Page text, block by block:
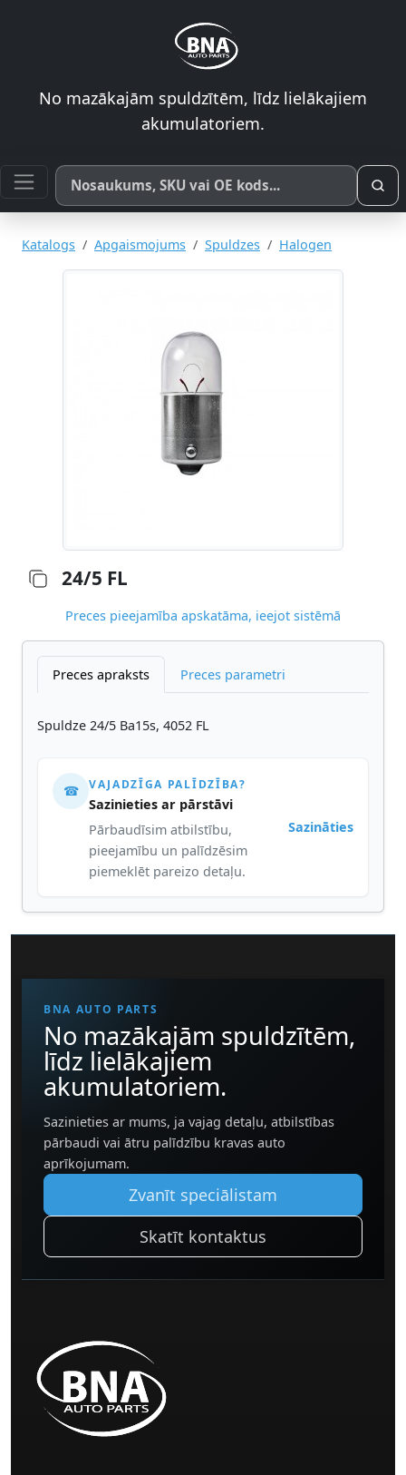
No mazākajām spuldzītēm, līdz lielākajiem
akumulatoriem.
Meklēt pēc produkta nosaukuma, SKU vai OE koda
Katalogs Apgaismojums Spuldzes Halogen
24/5 FL
Preces pieejamība apskatāma, ieejot sistēmā
Preces apraksts Preces parametri
Spuldze 24/5 Ba15s, 4052 FL
☎ VAJADZĪGA PALĪDZĪBA?
Sazinieties ar pārstāvi
Pārbaudīsim atbilstību,
pieejamību un palīdzēsim
piemeklēt pareizo detaļu.
Sazināties
BNA AUTO PARTS
No mazākajām spuldzītēm,
līdz lielākajiem
akumulatoriem.
Sazinieties ar mums, ja vajag detaļu, atbilstības
pārbaudi vai ātru palīdzību kravas auto
aprīkojumam.
Zvanīt speciālistam
Skatīt kontaktus